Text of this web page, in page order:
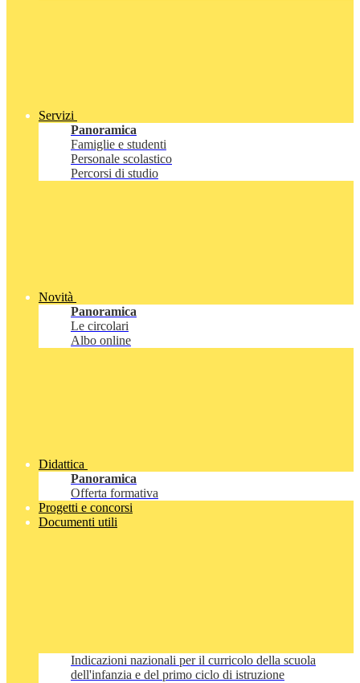
Servizi
Panoramica
Famiglie e studenti
Personale scolastico
Percorsi di studio
Novità
Panoramica
Le circolari
Albo online
Didattica
Panoramica
Offerta formativa
Progetti e concorsi
Documenti utili
Indicazioni nazionali per il curricolo della scuola
dell'infanzia e del primo ciclo di istruzione